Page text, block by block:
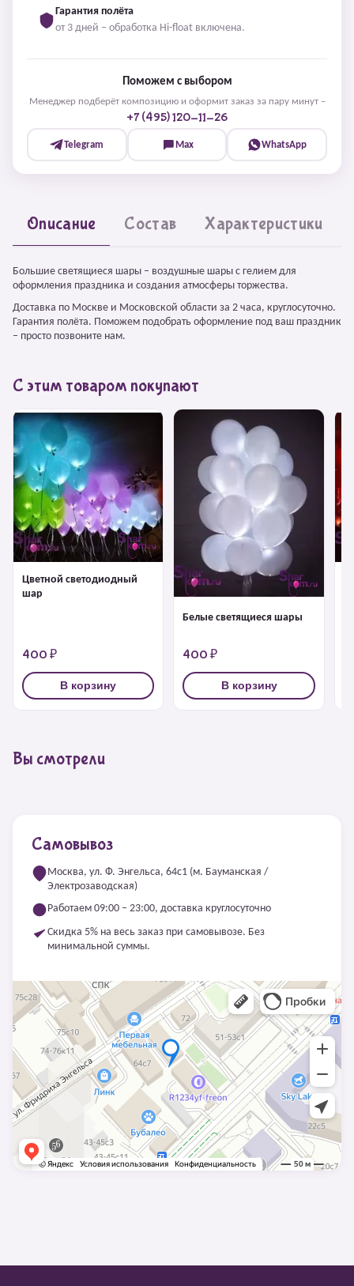
Гарантия полёта
от 3 дней – обработка Hi-float включена.
Поможем с выбором
Менеджер подберёт композицию и оформит заказ за пару минут –
+7 (495) 120-11-26
Telegram Max WhatsApp
Описание Состав Характеристики
Большие светящиеся шары – воздушные шары с гелием для
оформления праздника и создания атмосферы торжества.
Доставка по Москве и Московской области за 2 часа, круглосуточно.
Гарантия полёта. Поможем подобрать оформление под ваш праздник
– просто позвоните нам.
С этим товаром покупают
Цветной светодиодный
шар
400 ₽
В корзину
Белые светящиеся шары
400 ₽
В корзину
Вы смотрели
Самовывоз
Москва, ул. Ф. Энгельса, 64с1 (м. Бауманская /
Электрозаводская)
Работаем 09:00 – 23:00, доставка круглосуточно
Скидка 5% на весь заказ при самовывозе. Без
минимальной суммы.